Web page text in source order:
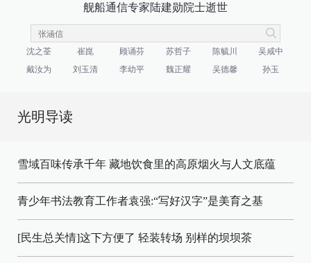
舰船通信专家陆建勋院士逝世
沈之荃 崔崑 顾诵芬 苏哲子 陈毓川
吴咸中
戴汝为
刘玉清 李幼平 魏正耀 吴德馨 孙玉
光明导读
雪域百味传承千年 藏地饮食里的高原烟火与人文底蕴
青少年书法教育工作者袁强:“写好汉字”是美育之基
[民生总关情]这下方便了 轻装转场 别样的坝坝茶